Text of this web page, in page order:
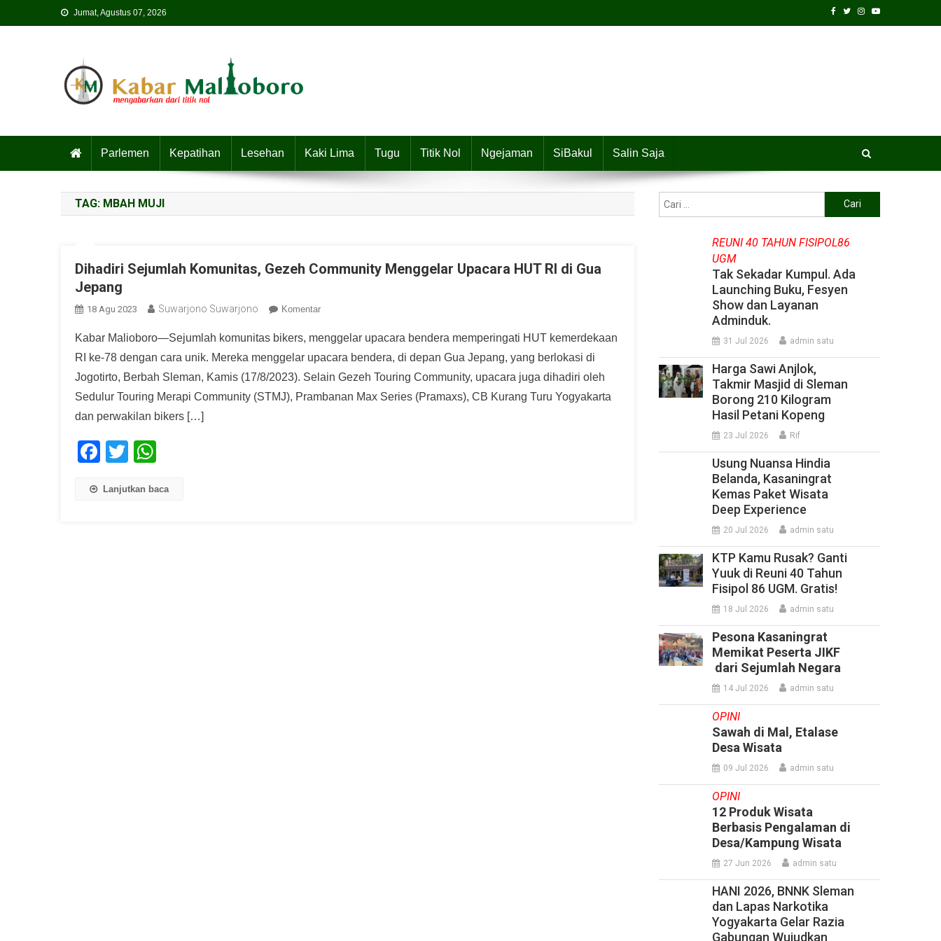
to
Jumat, Agustus 07, 2026
Parlemen Kepatihan Lesehan Kaki Lima Tugu Titik Nol Ngejaman SiBakul Salin Saja
TAG: MBAH MUJI
Dihadiri Sejumlah Komunitas, Gezeh Community Menggelar Upacara HUT RI di Gua
Jepang
18 Agu 2023 Suwarjono Suwarjono Komentar
Kabar Malioboro—Sejumlah komunitas bikers, menggelar upacara bendera memperingati HUT kemerdekaan
RI ke-78 dengan cara unik. Mereka menggelar upacara bendera, di depan Gua Jepang, yang berlokasi di
Jogotirto, Berbah Sleman, Kamis (17/8/2023). Selain Gezeh Touring Community, upacara juga dihadiri oleh
Sedulur Touring Merapi Community (STMJ), Prambanan Max Series (Pramaxs), CB Kurang Turu Yogyakarta
dan perwakilan bikers […]
Facebook
Twitter
Lanjutkan baca
untuk:
REUNI 40 TAHUN FISIPOL86
UGM
Tak Sekadar Kumpul. Ada
Launching Buku, Fesyen
Show dan Layanan
Adminduk.
31 Jul 2026 admin satu
Harga Sawi Anjlok,
Takmir Masjid di Sleman
Borong 210 Kilogram
Hasil Petani Kopeng
23 Jul 2026 Rif
Usung Nuansa Hindia
Belanda, Kasaningrat
Kemas Paket Wisata
Deep Experience
20 Jul 2026 admin satu
KTP Kamu Rusak? Ganti
Yuuk di Reuni 40 Tahun
Fisipol 86 UGM. Gratis!
18 Jul 2026 admin satu
Pesona Kasaningrat
Memikat Peserta JIKF
dari Sejumlah Negara
14 Jul 2026 admin satu
OPINI
Sawah di Mal, Etalase
Desa Wisata
09 Jul 2026 admin satu
OPINI
12 Produk Wisata
Berbasis Pengalaman di
Desa/Kampung Wisata
27 Jun 2026 admin satu
HANI 2026, BNNK Sleman
dan Lapas Narkotika
Yogyakarta Gelar Razia
Gabungan Wujudkan